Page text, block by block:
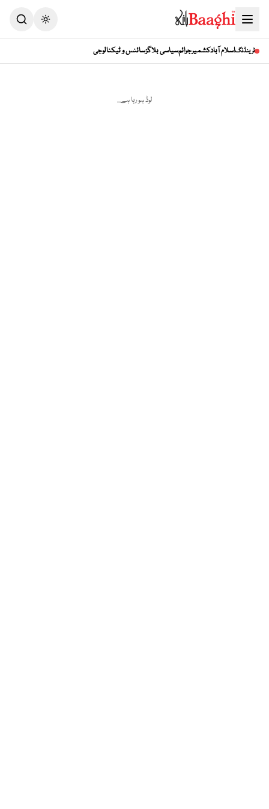
ٹرینڈنگاسلام آبادکشمیرجرائمسیاسی بلاگزسائنس و ٹیکنالوجی
لوڈ ہو رہا ہے...